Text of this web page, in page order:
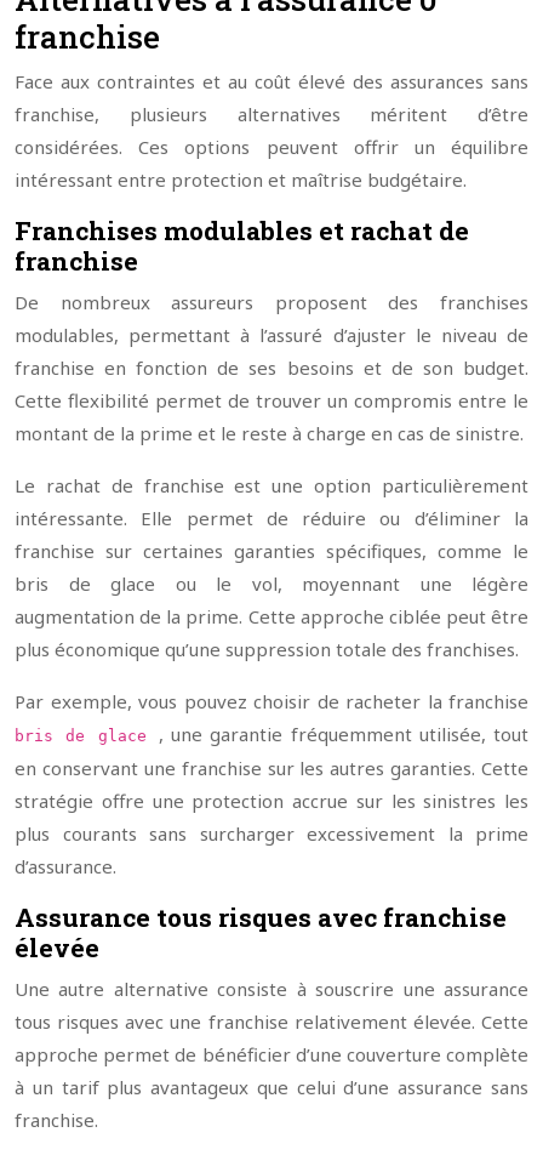
franchise
Face aux contraintes et au coût élevé des assurances sans
franchise, plusieurs alternatives méritent d’être
considérées. Ces options peuvent offrir un équilibre
intéressant entre protection et maîtrise budgétaire.
Franchises modulables et rachat de
franchise
De nombreux assureurs proposent des franchises
modulables, permettant à l’assuré d’ajuster le niveau de
franchise en fonction de ses besoins et de son budget.
Cette flexibilité permet de trouver un compromis entre le
montant de la prime et le reste à charge en cas de sinistre.
Le rachat de franchise est une option particulièrement
intéressante. Elle permet de réduire ou d’éliminer la
franchise sur certaines garanties spécifiques, comme le
bris de glace ou le vol, moyennant une légère
augmentation de la prime. Cette approche ciblée peut être
plus économique qu’une suppression totale des franchises.
Par exemple, vous pouvez choisir de racheter la franchise
bris de glace , une garantie fréquemment utilisée, tout
en conservant une franchise sur les autres garanties. Cette
stratégie offre une protection accrue sur les sinistres les
plus courants sans surcharger excessivement la prime
d’assurance.
Assurance tous risques avec franchise
élevée
Une autre alternative consiste à souscrire une assurance
tous risques avec une franchise relativement élevée. Cette
approche permet de bénéficier d’une couverture complète
à un tarif plus avantageux que celui d’une assurance sans
franchise.